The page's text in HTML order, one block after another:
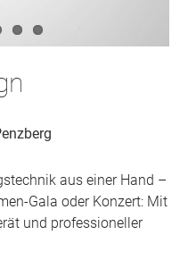
aus einer Hand –
Gala oder Konzert: Mit
und professioneller